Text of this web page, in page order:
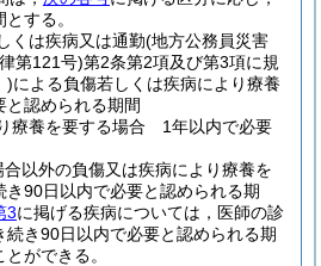
する。
くは疾病又は通勤(地方公務員災害
第121号)第2条第2項及び第3項に規
)による負傷若しくは疾病により療養
認められる期間
療養を要する場合 1年以内で必要
合以外の負傷又は疾病により療養を
90日以内で必要と認められる期
3に掲げる疾病については，医師の診
続き90日以内で必要と認められる期
ができる。